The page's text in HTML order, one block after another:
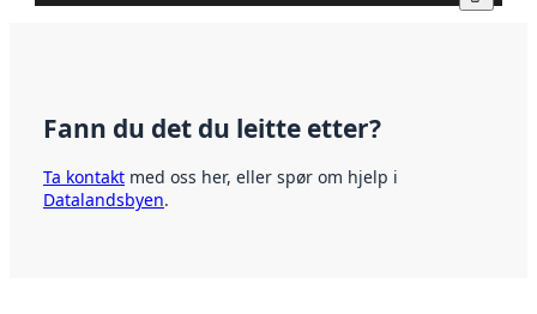
Fann du det du leitte etter?
Ta kontakt med oss her, eller spør om hjelp i
Datalandsbyen.